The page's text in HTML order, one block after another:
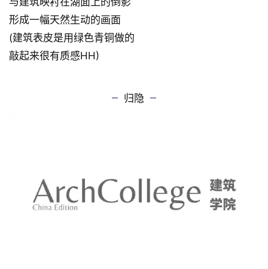
建筑师企图用这栋别墅
构建大自然中的和谐生活
如同船离开海岸线时的景象
与建筑映衬在湖面上的倒影
(建筑表皮是用绿色青铜做的